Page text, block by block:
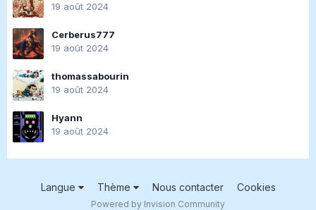
19 août 2024
Cerberus777
19 août 2024
thomassabourin
19 août 2024
Hyann
19 août 2024
Langue Thème Nous contacter Cookies
Powered by Invision Community